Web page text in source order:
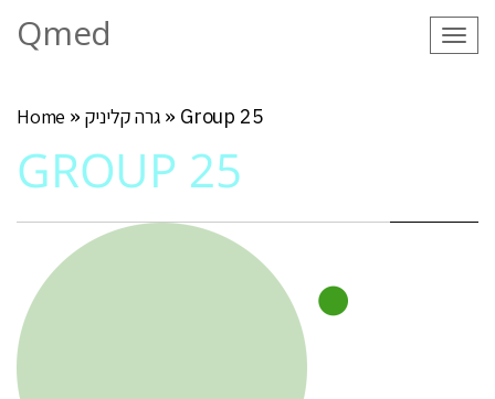
Qmed
Home » גרה קליניק » Group 25
GROUP 25